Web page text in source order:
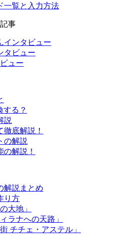
一覧と入力方法
事
インタビュー
タビュー
ュー
する？
説
徹底解説！
の解説
解説！
解説まとめ
り方
大地」
ラナへの天路」
チチェ・アステル」